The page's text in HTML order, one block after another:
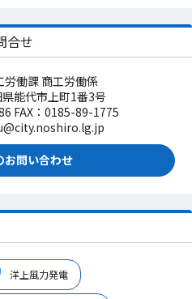
合せ
労働課 商工労働係
能代市上町1番3号
FAX：0185-89-1775
お問い合わせ
洋上風力発電